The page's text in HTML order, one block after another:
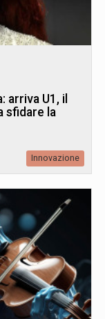
arriva U1, il
sfidare la
Innovazione